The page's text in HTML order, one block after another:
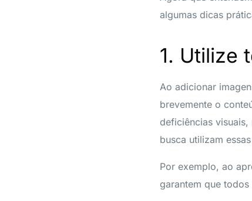
algumas dicas
1. Utilize
Ao adicionar
brevemente o
deficiências
busca utilizam
Por exemplo, ao
garantem que